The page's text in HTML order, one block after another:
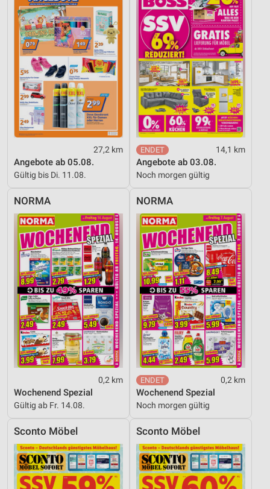
27,2 km
Angebote ab 05.08.
Gültig bis Di. 11.08.
14,1 km
Angebote ab 03.08.
Noch morgen gültig
NORMA
0,2 km
Wochenend Spezial
Gültig ab Fr. 14.08.
NORMA
0,2 km
Wochenend Spezial
Noch morgen gültig
Sconto Möbel Sconto Möbel